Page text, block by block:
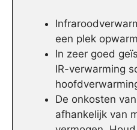
een plek
In zeer goed
IR-verwarming
De onkosten
afhankelijk van